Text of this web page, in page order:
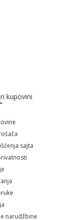
kupovini
sajta
narudžbine